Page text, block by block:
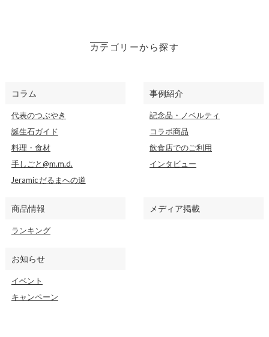
カテゴリーから探す
コラム
代表のつぶやき
誕生石ガイド
料理・食材
手しごと@m.m.d.
Jeramic だるまへの道
事例紹介
記念品・ノベルティ
コラボ商品
飲食店でのご利用
インタビュー
商品情報
ランキング
メディア掲載
お知らせ
イベント
キャンペーン